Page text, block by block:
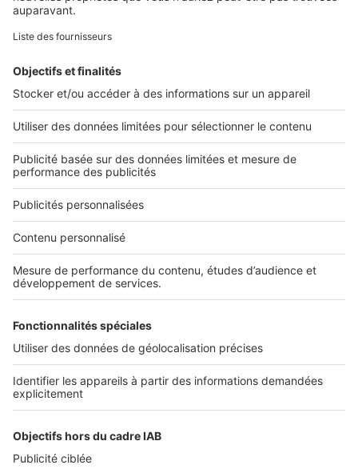
Retrouvez-nous sur ...
L'ENTREPRISE
Qui sommes-nous ?
Nous contacter
Nous recrutons
NOS APPLICATIONS
Découvrez nos applications
Tous nos services pro
Accès client
Mes annonces sur SeLoger
À DÉCOUVRIR
Tout l'immobilier
Toutes les villes